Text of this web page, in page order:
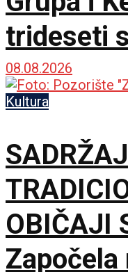
trideseti
08.08.2026
Kultura
OBIČAJI